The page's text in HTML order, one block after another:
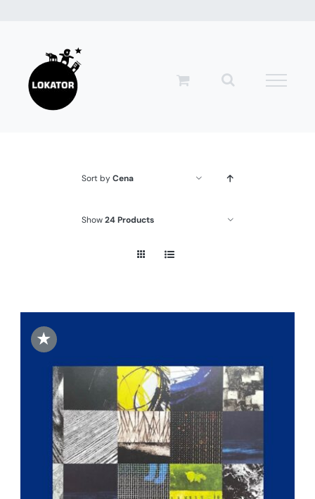
zawartości
Sort byCena
Show24 Products
★
DODAJ DO KOSZYKA / SZCZEGÓŁY